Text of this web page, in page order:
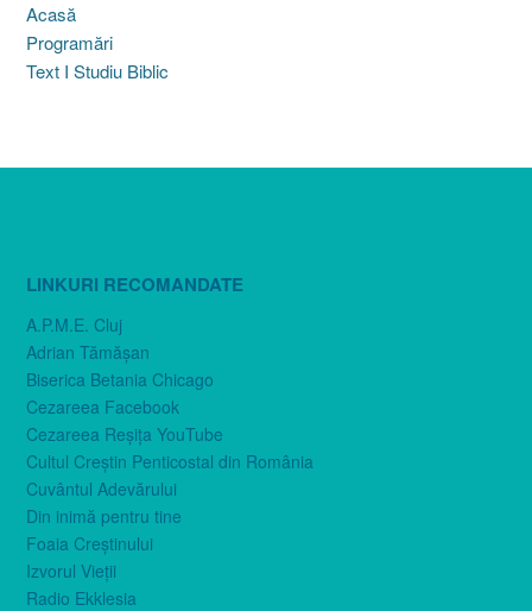
Acasă
Programări
Text I Studiu Biblic
LINKURI RECOMANDATE
A.P.M.E. Cluj
Adrian Tămăşan
Biserica Betania Chicago
Cezareea Facebook
Cezareea Reşiţa YouTube
Cultul Creştin Penticostal din România
Cuvântul Adevărului
Din inimă pentru tine
Foaia Creştinului
Izvorul Vieţii
Radio Ekklesia